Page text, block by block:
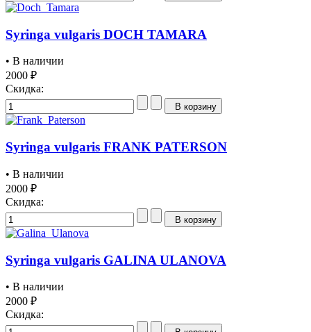
Syringa vulgaris DOCH TAMARA
• В наличии
2000 ₽
Скидка:
В корзину
Syringa vulgaris FRANK PATERSON
• В наличии
2000 ₽
Скидка:
В корзину
Syringa vulgaris GALINA ULANOVA
• В наличии
2000 ₽
Скидка: